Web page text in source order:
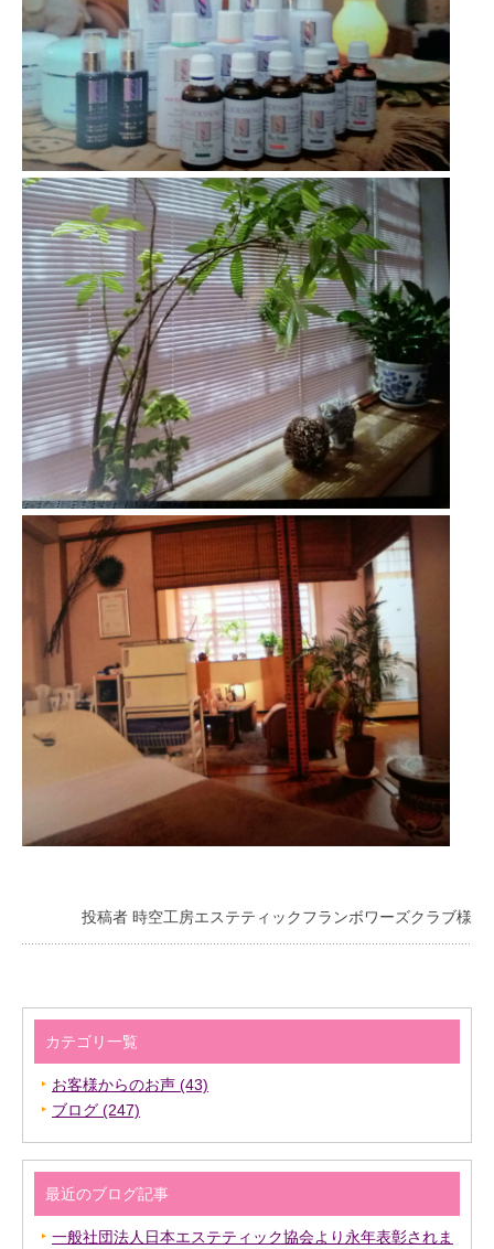
投稿者 時空工房エステティックフランボワーズクラブ様
カテゴリ一覧
お客様からのお声 (43)
ブログ (247)
最近のブログ記事
一般社団法人日本エステティック協会より永年表彰されま